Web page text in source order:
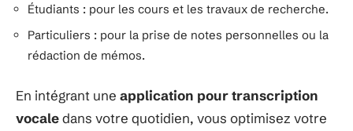
Étudiants : pour les cours et les travaux de recherche.
Particuliers : pour la prise de notes personnelles ou la
rédaction de mémos.
En intégrant une application pour transcription
vocaledans votre quotidien, vous optimisez votre